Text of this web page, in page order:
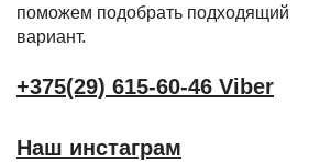
поможем подобрать подходящий
вариант.
+375(29) 615-60-46 Viber
Наш инстаграм